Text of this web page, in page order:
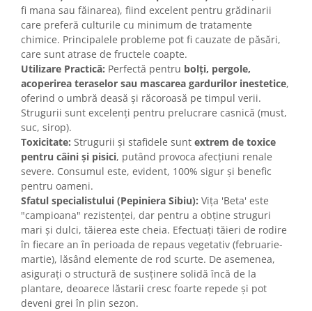
fi mana sau făinarea), fiind excelent pentru grădinarii
care preferă culturile cu minimum de tratamente
chimice. Principalele probleme pot fi cauzate de păsări,
care sunt atrase de fructele coapte.
Utilizare Practică: Perfectă pentru bolți, pergole,
acoperirea teraselor sau mascarea gardurilor inestetice,
oferind o umbră deasă și răcoroasă pe timpul verii.
Strugurii sunt excelenți pentru prelucrare casnică (must,
suc, sirop).
Toxicitate: Strugurii și stafidele sunt extrem de toxice
pentru câini și pisici, putând provoca afecțiuni renale
severe. Consumul este, evident, 100% sigur și benefic
pentru oameni.
Sfatul specialistului (Pepiniera Sibiu): Vița 'Beta' este
"campioana" rezistenței, dar pentru a obține struguri
mari și dulci, tăierea este cheia. Efectuați tăieri de rodire
în fiecare an în perioada de repaus vegetativ (februarie-
martie), lăsând elemente de rod scurte. De asemenea,
asigurați o structură de susținere solidă încă de la
plantare, deoarece lăstarii cresc foarte repede și pot
deveni grei în plin sezon.